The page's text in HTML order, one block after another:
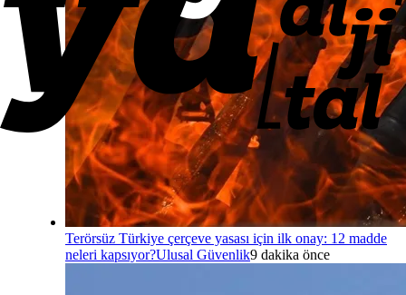
Terörsüz Türkiye çerçeve yasası için ilk onay: 12 madde
neleri kapsıyor?Ulusal Güvenlik9 dakika önce